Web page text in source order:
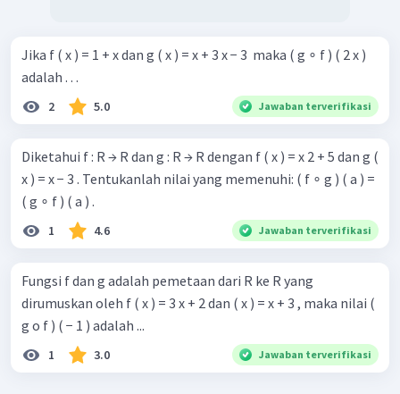
Jika f ( x ) = 1 + x dan g ( x ) = x + 3 x − 3 ​ maka ( g ∘ f ) ( 2 x )
adalah . . .
2 5.0 Jawaban terverifikasi
Diketahui f : R → R dan g : R → R dengan f ( x ) = x 2 + 5 dan g (
x ) = x − 3 . Tentukanlah nilai yang memenuhi: ( f ∘ g ) ( a ) =
( g ∘ f ) ( a ) .
1 4.6 Jawaban terverifikasi
Fungsi f dan g adalah pemetaan dari R ke R yang
dirumuskan oleh f ( x ) = 3 x + 2 dan ( x ) = x + 3 , maka nilai (
g o f ) ( − 1 ) adalah ...
1 3.0 Jawaban terverifikasi